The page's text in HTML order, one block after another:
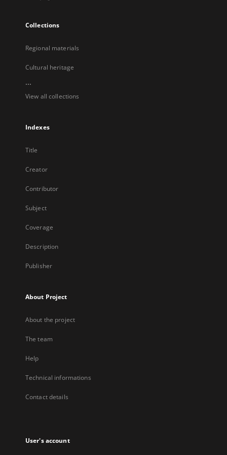
Collections
Regional materials
Cultural heritage
...
View all collections
Indexes
Title
Creator
Contributor
Subject
Coverage
Description
Publisher
About Project
About the project
The team
Help
Technical informations
Contact details
User's account